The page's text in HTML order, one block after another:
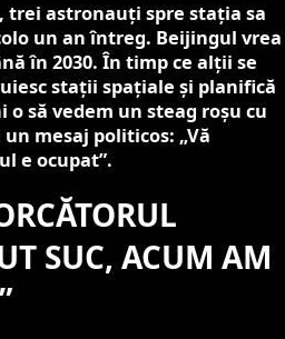
trei astronauți spre stația sa
un an întreg. Beijingul vrea
în 2030. În timp ce alții se
stații spațiale și planifică
să vedem un steag roșu cu
mesaj politicos: „Vă
e ocupat”.
SUC, ACUM AM